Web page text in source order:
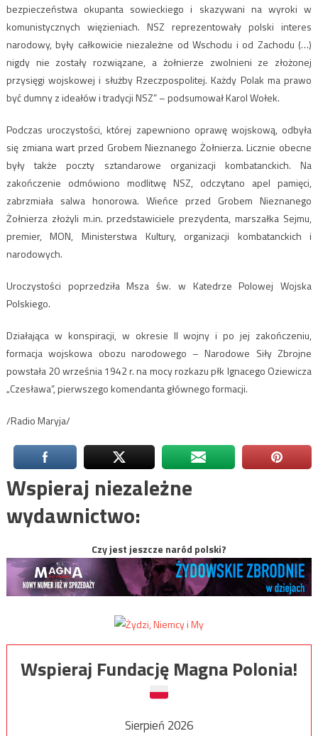
bezpieczeństwa okupanta sowieckiego i skazywani na wyroki w
komunistycznych więzieniach. NSZ reprezentowały polski interes
narodowy, były całkowicie niezależne od Wschodu i od Zachodu (…)
nigdy nie zostały rozwiązane, a żołnierze zwolnieni ze złożonej
przysięgi wojskowej i służby Rzeczpospolitej. Każdy Polak ma prawo
być dumny z ideałów i tradycji NSZ” – podsumował Karol Wołek.
Podczas uroczystości, której zapewniono oprawę wojskową, odbyła
się zmiana wart przed Grobem Nieznanego Żołnierza. Licznie obecne
były także poczty sztandarowe organizacji kombatanckich. Na
zakończenie odmówiono modlitwę NSZ, odczytano apel pamięci,
zabrzmiała salwa honorowa. Wieńce przed Grobem Nieznanego
Żołnierza złożyli m.in. przedstawiciele prezydenta, marszałka Sejmu,
premier, MON, Ministerstwa Kultury, organizacji kombatanckich i
narodowych.
Uroczystości poprzedziła Msza św. w Katedrze Polowej Wojska
Polskiego.
Działająca w konspiracji, w okresie II wojny i po jej zakończeniu,
formacja wojskowa obozu narodowego – Narodowe Siły Zbrojne
powstała 20 września 1942 r. na mocy rozkazu płk Ignacego Oziewicza
„Czesława”, pierwszego komendanta głównego formacji.
/Radio Maryja/
Wspieraj niezależne
wydawnictwo:
Czy jest jeszcze naród polski?
Wspieraj Fundację Magna Polonia!
Sierpień 2026